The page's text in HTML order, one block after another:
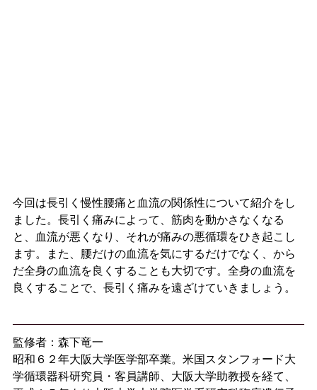
今回は長引く慢性腰痛と血流の関係性について紹介をし
ました。長引く痛みによって、筋肉を動かさなくなる
と、血流が悪くなり、それが痛みの悪循環をひき起こし
ます。また、腰だけの血流を気にするだけでなく、から
だ全身の血流を良くすることも大切です。全身の血流を
良くすることで、長引く痛みを遠ざけていきましょう。
監修者：森下竜一
昭和６２年大阪大学医学部卒業。米国スタンフォード大
学循環器科研究員・客員講師、大阪大学助教授を経て、